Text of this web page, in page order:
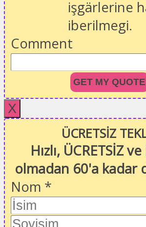
işgärlerine
iberilmegi.
Comment
GET MY QUOTE
X
ÜCRETSİZ
Hızlı, ÜCRETSİZ
olmadan 60'a kadar
Nom *